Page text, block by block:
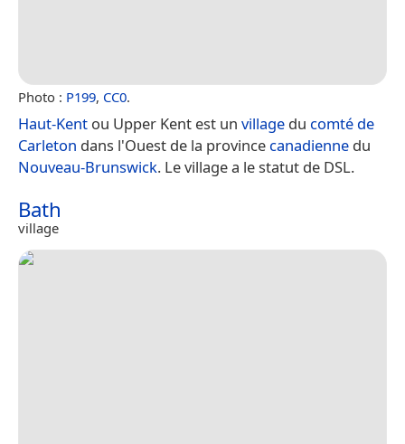
Photo : P199, CC0.
Haut-Kent ou Upper Kent est un village du comté de
Carleton dans l'Ouest de la province canadienne du
Nouveau-Brunswick. Le village a le statut de DSL.
Bath
village